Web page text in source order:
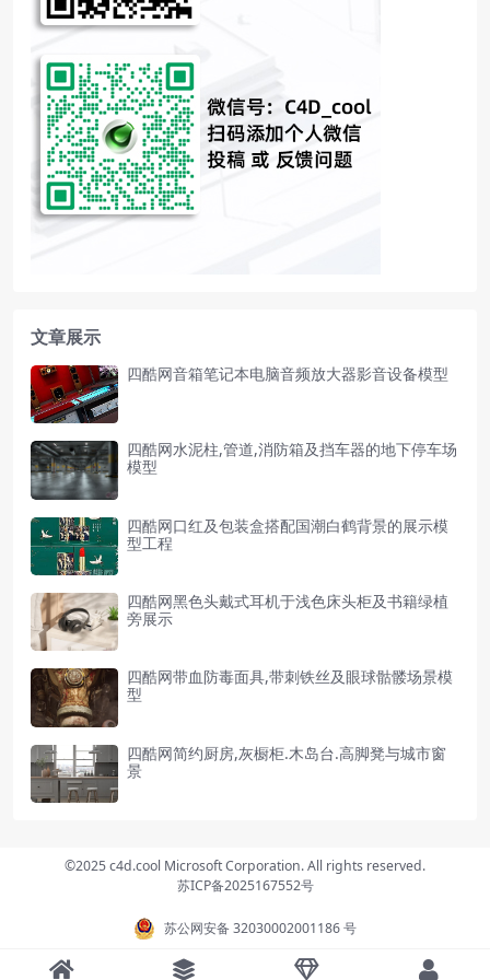
文章展示
四酷网音箱笔记本电脑音频放大器影音设备模型
四酷网水泥柱,管道,消防箱及挡车器的地下停车场
模型
四酷网口红及包装盒搭配国潮白鹤背景的展示模
型工程
四酷网黑色头戴式耳机于浅色床头柜及书籍绿植
旁展示
四酷网带血防毒面具,带刺铁丝及眼球骷髅场景模
型
四酷网简约厨房,灰橱柜.木岛台.高脚凳与城市窗
景
©2025 c4d.cool Microsoft Corporation. All rights reserved.
苏ICP备2025167552号
苏公网安备 32030002001186 号